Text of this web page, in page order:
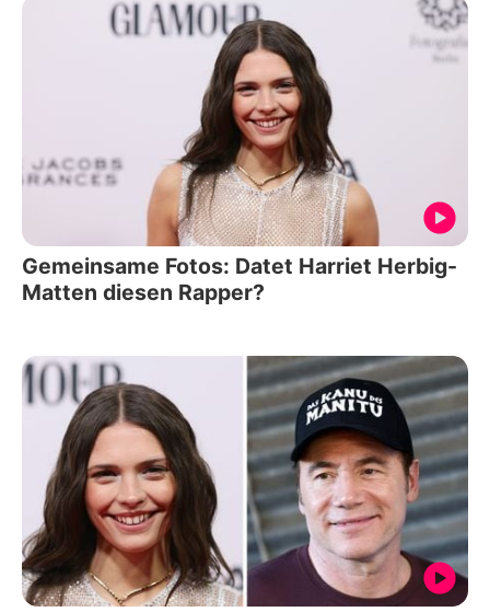
Gemeinsame Fotos: Datet Harriet Herbig-
Matten diesen Rapper?